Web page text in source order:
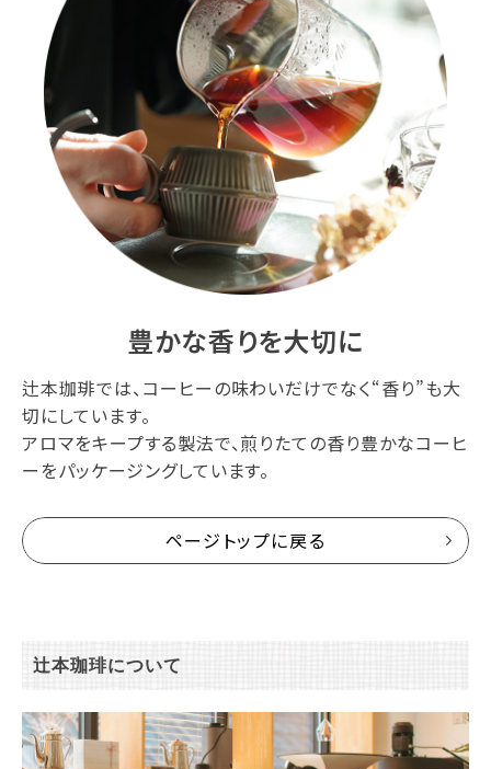
豊かな香りを大切に
辻本珈琲では、コーヒーの味わいだけでなく“香り”も大
切にしています。
アロマをキープする製法で、煎りたての香り豊かなコーヒ
ーをパッケージングしています。
ページトップに戻る
辻本珈琲について